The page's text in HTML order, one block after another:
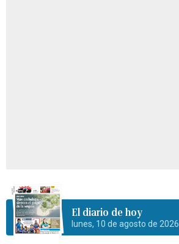
El diario de hoy
lunes, 10 de agosto de 2026